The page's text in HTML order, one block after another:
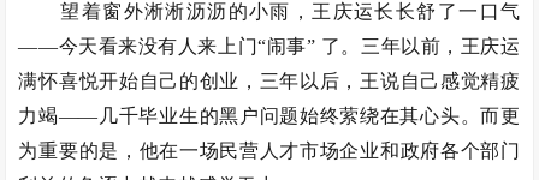
望着窗外淅淅沥沥的小雨，王庆运长长舒了一口气
——今天看来没有人来上门“闹事” 了。三年以前，王庆运
满怀喜悦开始自己的创业，三年以后，王说自己感觉精疲
力竭——几千毕业生的黑户问题始终萦绕在其心头。而更
为重要的是，他在一场民营人才市场企业和政府各个部门